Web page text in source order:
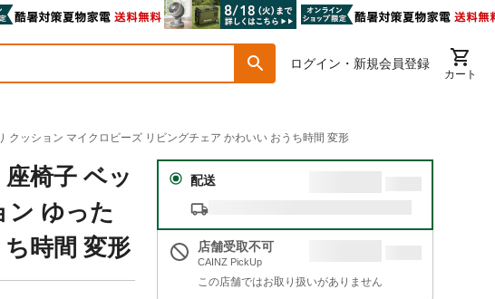
ログイン・新規会員登録
カート
ッション マイクロビーズ リビングチェア かわいい おうち時間 変形
椅子 ベッ
ン ゆった
時間 変形
配送
店舗受取不可
CAINZ PickUp
この店舗ではお取り扱いがありません